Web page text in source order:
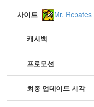
사이트 Mr. Rebates
캐시백
프로모션
최종 업데이트 시각